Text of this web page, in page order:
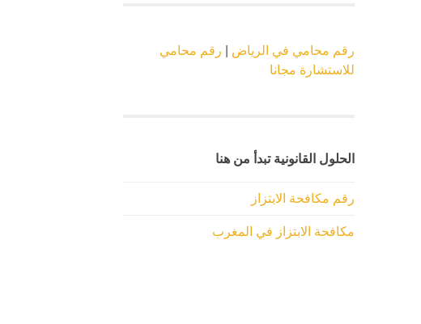
رقم محامي في الرياض
رقم محامي
للاستشارة مجانا
الحلول القانونية تبدأ من هنا
رقم مكافحة الابتزاز
مكافحة الابتزاز في المغرب